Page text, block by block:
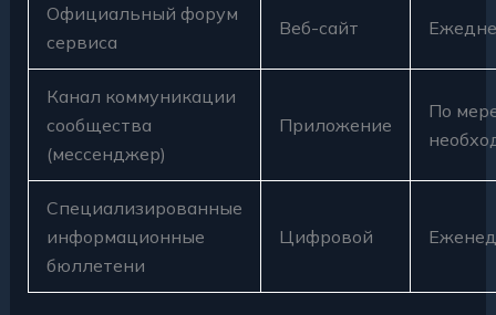
Официальный форум
сервиса
Веб-сайт
Канал коммуникации
сообщества
(мессенджер)
Приложение
По
Специализированные
информационные
бюллетени
Цифровой